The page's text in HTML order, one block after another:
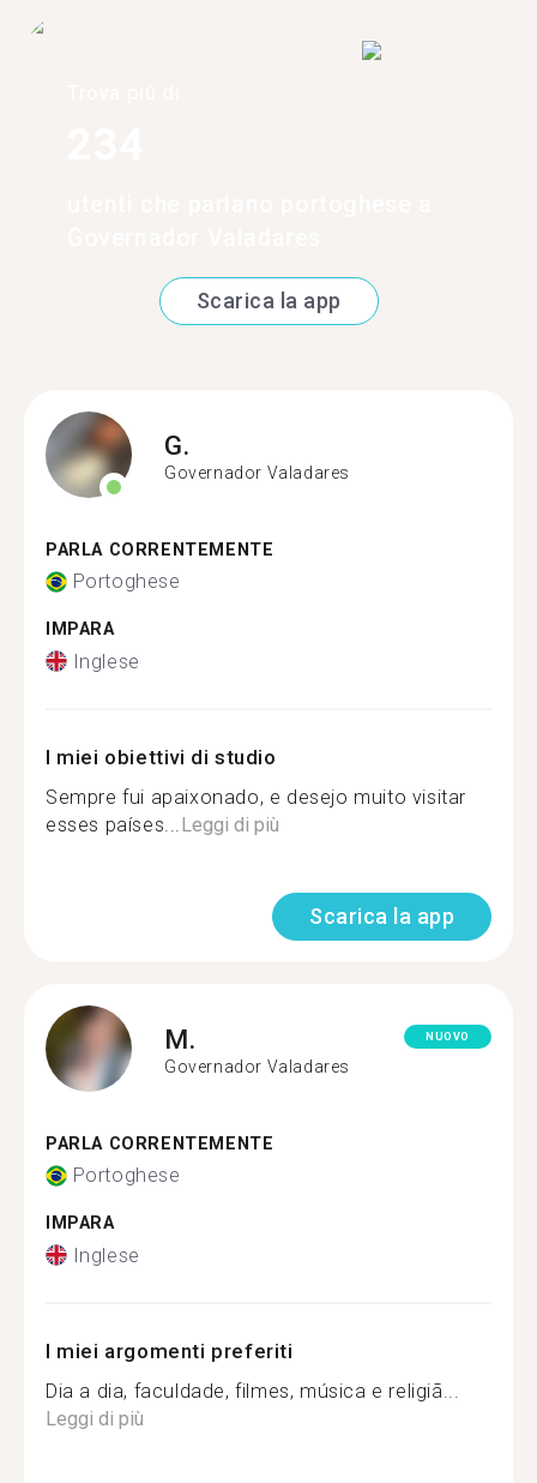
Scarica la app
G.
Governador Valadares
PARLA CORRENTEMENTE
Portoghese
IMPARA
Inglese
I miei obiettivi di studio
Sempre fui apaixonado, e desejo muito visitar
esses países... Leggi di più
Scarica la app
M.
Governador Valadares
NUOVO
PARLA CORRENTEMENTE
Portoghese
IMPARA
Inglese
I miei argomenti preferiti
Dia a dia, faculdade, filmes, música e religiã...
Leggi di più